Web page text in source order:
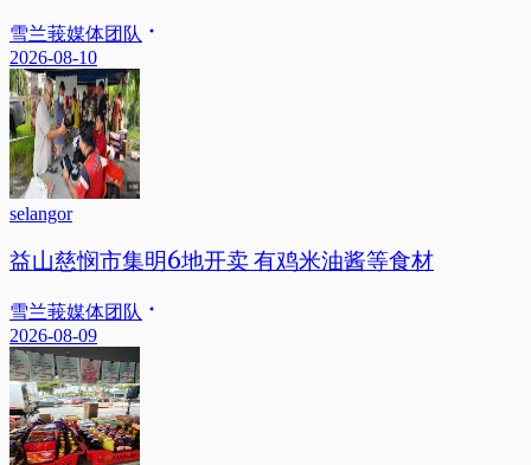
雪兰莪媒体团队
2026-08-10
selangor
益山慈悯市集明6地开卖 有鸡米油酱等食材
雪兰莪媒体团队
2026-08-09